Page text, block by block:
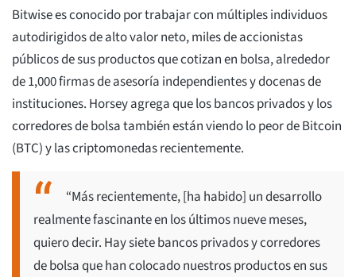
Bitwise es conocido por trabajar con múltiples individuos
autodirigidos de alto valor neto, miles de accionistas
públicos de sus productos que cotizan en bolsa, alrededor
de 1,000 firmas de asesoría independientes y docenas de
instituciones. Horsey agrega que los bancos privados y los
corredores de bolsa también están viendo lo peor de Bitcoin
(BTC) y las criptomonedas recientemente.
“Más recientemente, [ha habido] un desarrollo
realmente fascinante en los últimos nueve meses,
quiero decir. Hay siete bancos privados y corredores
de bolsa que han colocado nuestros productos en sus